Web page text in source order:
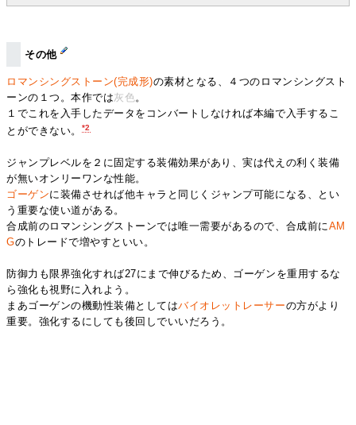
その他
ロマンシングストーン(完成形)の素材となる、４つのロマンシングスト
ーンの１つ。本作では灰色 。
１でこれを入手したデータをコンバートしなければ本編で入手するこ
とができない。
*2
ジャンプレベルを２に固定する装備効果があり、実は代えの利く装備
が無いオンリーワンな性能。
ゴーゲンに装備させれば他キャラと同じくジャンプ可能になる、とい
う重要な使い道がある。
合成前のロマンシングストーンでは唯一需要があるので、合成前にAM
Gのトレードで増やすといい。
防御力も限界強化すれば27にまで伸びるため、ゴーゲンを重用するな
ら強化も視野に入れよう。
まあゴーゲンの機動性装備としてはバイオレットレーサーの方がより
重要。強化するにしても後回しでいいだろう。